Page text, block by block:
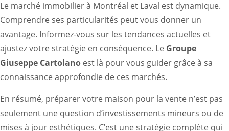
Le marché immobilier à Montréal et Laval est dynamique.
Comprendre ses particularités peut vous donner un
avantage. Informez-vous sur les tendances actuelles et
ajustez votre stratégie en conséquence. Le Groupe
Giuseppe Cartolano est là pour vous guider grâce à sa
connaissance approfondie de ces marchés.
En résumé, préparer votre maison pour la vente n’est pas
seulement une question d’investissements mineurs ou de
mises à jour esthétiques. C’est une stratégie complète qui